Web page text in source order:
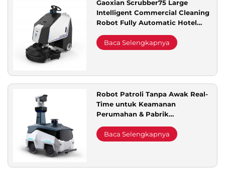
Dukungan Layanan
Hubungi Kami
Gaoxian Scrubber75 Large
Intelligent Commercial Cleaning
Robot Fully Automatic Hotel
Baca Selengkapnya
Robot Patroli Tanpa Awak Real-
Time untuk Keamanan
Perumahan & Pabrik
untuk Area Wisata Taman
Inspeksi Jarak Jauh
Baca Selengkapnya